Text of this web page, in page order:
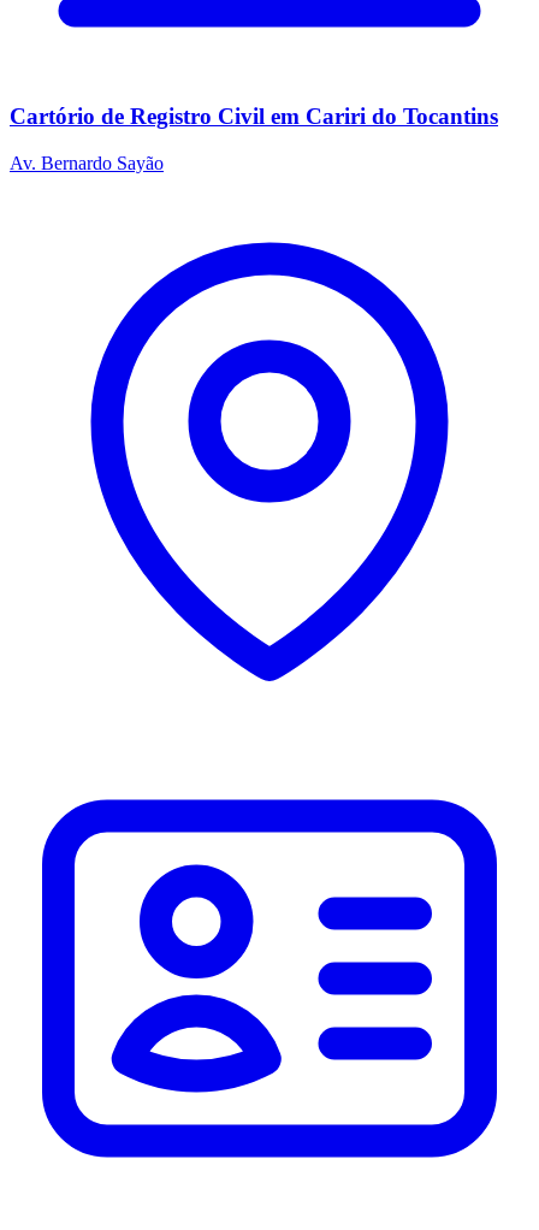
Cartório de Registro Civil em Cariri do Tocantins
Av. Bernardo Sayão